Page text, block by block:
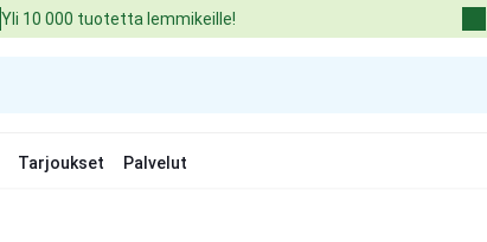
Yli 10 000 tuotetta lemmikeille!
Tarjoukset Palvelut